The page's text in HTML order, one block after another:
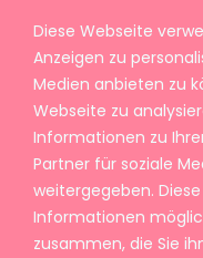
Diese Webseite
Anzeigen zu
Medien anbieten zu
Webseite zu
Informationen zu
Partner für soziale
weitergegeben.
Informationen
zusammen, die Sie